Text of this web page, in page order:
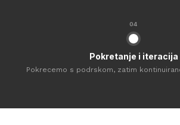
04
Pokretanje i iteracija
Pokrecemo s podrskom, zatim